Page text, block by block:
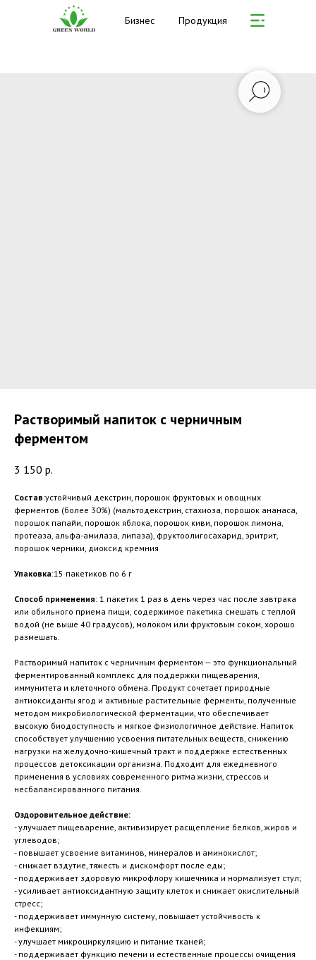
Бизнес Продукция
Растворимый напиток с черничным
ферментом
3 150 р.
Состав:устойчивый декстрин, порошок фруктовых и овощных
ферментов (более 30%) (мальтодекстрин, стахиоза, порошок ананаса,
порошок папайи, порошок яблока, порошок киви, порошок лимона,
протеаза, альфа-амилаза, липаза), фруктоолигосахарид, эритрит,
порошок черники, диоксид кремния
Упаковка:15 пакетиков по 6 г
Способ применения: 1 пакетик 1 раз в день через час после завтрака
или обильного приема пищи, содержимое пакетика смешать с теплой
водой (не выше 40 градусов), молоком или фруктовым соком, хорошо
размешать.
Растворимый напиток с черничным ферментом — это функциональный
ферментированный комплекс для поддержки пищеварения,
иммунитета и клеточного обмена. Продукт сочетает природные
антиоксиданты ягод и активные растительные ферменты, полученные
методом микробиологической ферментации, что обеспечивает
высокую биодоступность и мягкое физиологичное действие. Напиток
способствует улучшению усвоения питательных веществ, снижению
нагрузки на желудочно-кишечный тракт и поддержке естественных
процессов детоксикации организма. Подходит для ежедневного
применения в условиях современного ритма жизни, стрессов и
несбалансированного питания.
Оздоровительное действие:
- улучшает пищеварение, активизирует расщепление белков, жиров и
углеводов;
- повышает усвоение витаминов, минералов и аминокислот;
- снижает вздутие, тяжесть и дискомфорт после еды;
- поддерживает здоровую микрофлору кишечника и нормализует стул;
- усиливает антиоксидантную защиту клеток и снижает окислительный
стресс;
- поддерживает иммунную систему, повышает устойчивость к
инфекциям;
- улучшает микроциркуляцию и питание тканей;
- поддерживает функцию печени и естественные процессы очищения